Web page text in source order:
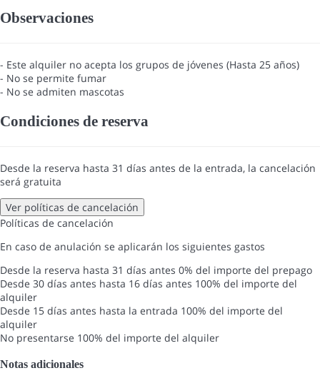
Observaciones
- Este alquiler no acepta los grupos de jóvenes (Hasta 25 años)
- No se permite fumar
- No se admiten mascotas
Condiciones de reserva
Desde la reserva hasta 31 días antes de la entrada, la cancelación
será gratuita
Ver políticas de cancelación
Políticas de cancelación
En caso de anulación se aplicarán los siguientes gastos
Desde la reserva hasta 31 días antes 0% del importe del prepago
Desde 30 días antes hasta 16 días antes 100% del importe del
alquiler
Desde 15 días antes hasta la entrada 100% del importe del
alquiler
No presentarse 100% del importe del alquiler
Notas adicionales